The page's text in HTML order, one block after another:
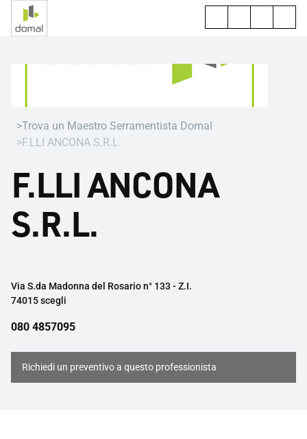
Trova un Maestro Serramentista Domal
F.LLI ANCONA S.R.L.
F.LLI ANCONA
S.R.L.
Via S.da Madonna del Rosario n° 133 - Z.I.
74015 scegli
080 4857095
Richiedi un preventivo a questo professionista